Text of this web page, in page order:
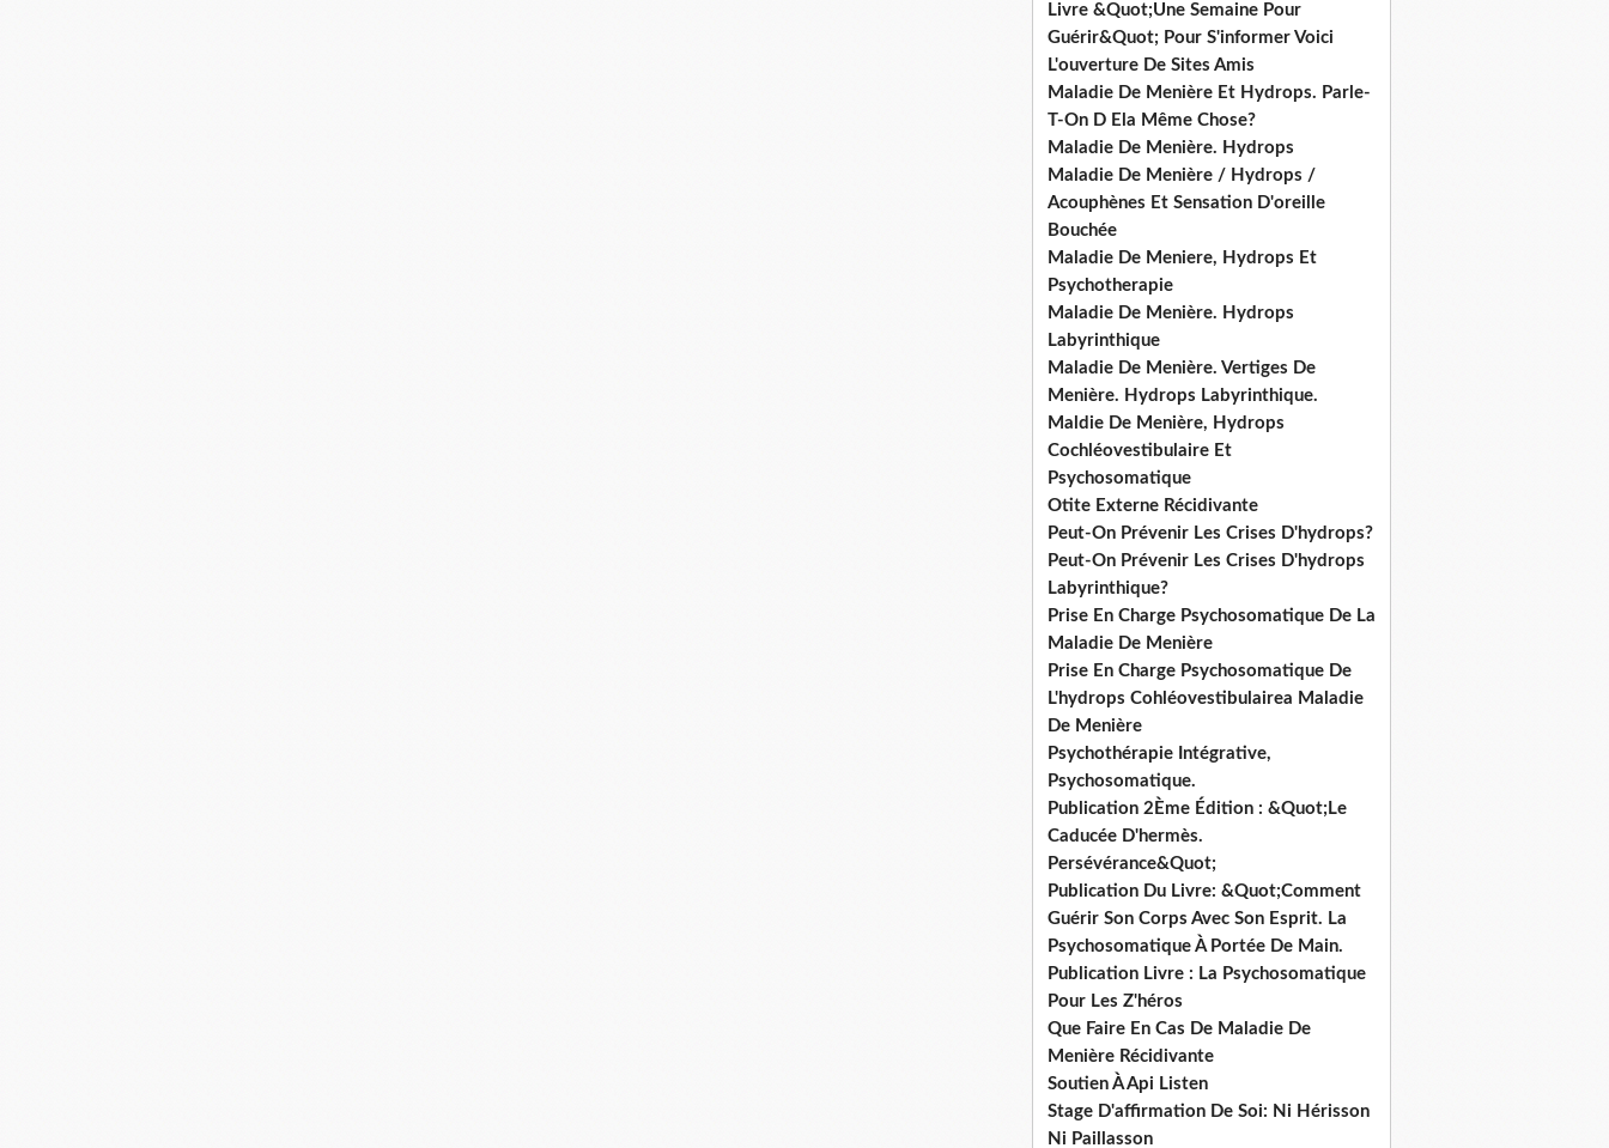
Livre &Quot;Une Semaine Pour
Guérir&Quot; Pour S'informer Voici
L'ouverture De Sites Amis
Maladie De Menière Et Hydrops. Parle-
T-On D Ela Même Chose?
Maladie De Menière. Hydrops
Maladie De Menière / Hydrops /
Acouphènes Et Sensation D'oreille
Bouchée
Maladie De Meniere, Hydrops Et
Psychotherapie
Maladie De Menière. Hydrops
Labyrinthique
Maladie De Menière. Vertiges De
Menière. Hydrops Labyrinthique.
Maldie De Menière, Hydrops
Cochléovestibulaire Et
Psychosomatique
Otite Externe Récidivante
Peut-On Prévenir Les Crises D'hydrops?
Peut-On Prévenir Les Crises D'hydrops
Labyrinthique?
Prise En Charge Psychosomatique De La
Maladie De Menière
Prise En Charge Psychosomatique De
L'hydrops Cohléovestibulairea Maladie
De Menière
Psychothérapie Intégrative,
Psychosomatique.
Publication 2Ème Édition : &Quot;Le
Caducée D'hermès.
Persévérance&Quot;
Publication Du Livre: &Quot;Comment
Guérir Son Corps Avec Son Esprit. La
Psychosomatique À Portée De Main.
Publication Livre : La Psychosomatique
Pour Les Z'héros
Que Faire En Cas De Maladie De
Menière Récidivante
Soutien À Api Listen
Stage D'affirmation De Soi: Ni Hérisson
Ni Paillasson